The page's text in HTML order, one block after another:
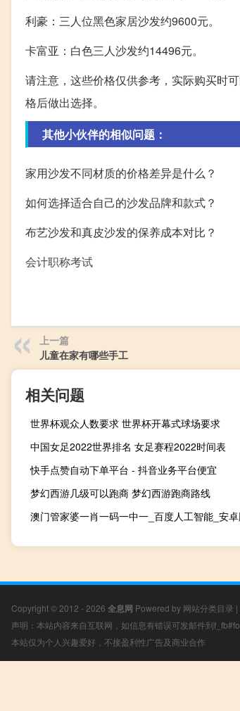
利豪：三人位黑色家居沙发约9600元。
卡富亚：白色三人沙发约14496元。
请注意，这些价格仅供参考，实际购买时
格后做出选择。
其他小伙伴的相似问题：
家用沙发不同材质的价格差异是什么？
如何选择适合自己的沙发品牌和款式？
布艺沙发和真皮沙发的保养成本对比？
会计职称考试
上一篇
儿童在家有哪些手工
相关问题
世界杯观众人数要求 世界杯开幕式球场要求
中国女足2022世界排名 女足赛程2022时间表
快手点赞自动下单平台 - 抖音业务平台便宜
梦幻西游几级可以跑商 梦幻西游跑商路线
澳门管家婆一肖一码一中一_百度人工智能_安
Copyright © 2012 - 2026 全息网 Powered by 网站分类目录 |
声明：本站内容来自互联网，如信息有错误可发邮件到
本站仅为个人兴趣爱好，不接盈利性广告及商业合作